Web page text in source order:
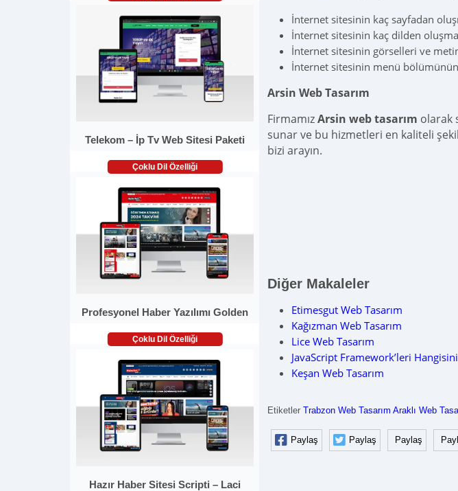
Telekom – İp Tv Web Sitesi Paketi
Çoklu Dil Özelliği
Profesyonel Haber Yazılımı Golden
Çoklu Dil Özelliği
Hazır Haber Sitesi Scripti – Laci
İnternet sitesinin kaç sayfadan
İnternet sitesinin kaç dilden
İnternet sitesinin görselleri ve
İnternet sitesinin menü
Arsin Web Tasarım
FirmamızArsin web tasarım olarak
sunar ve bu hizmetleri en kaliteli
bizi arayın.
Diğer Makaleler
Etimesgut Web Tasarım
Kağızman Web Tasarım
Lice Web Tasarım
JavaScript Framework’leri
Keşan Web Tasarım
Etiketler Trabzon Web Tasarım Araklı Web
Paylaş Paylaş Paylaş